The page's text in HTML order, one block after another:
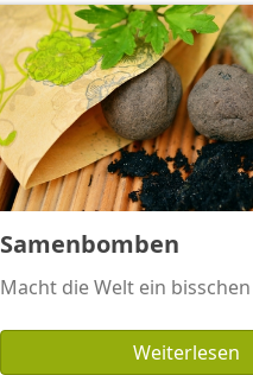
Samenbomben
Macht die Welt ein
Weiterlesen